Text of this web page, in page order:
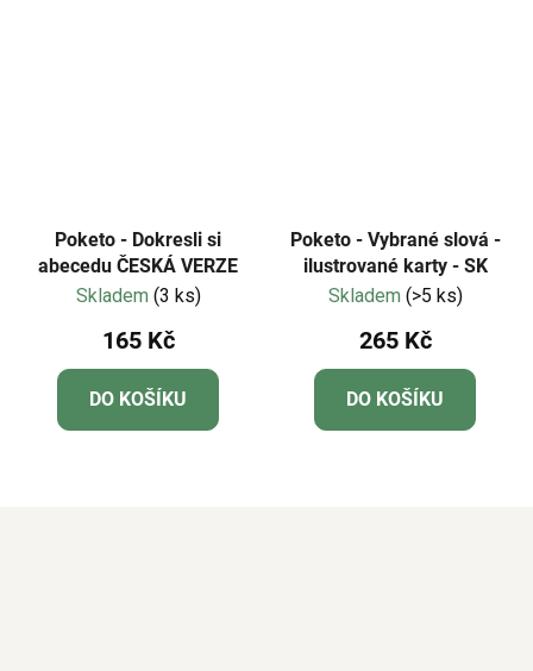
Poketo - Dokresli si
abecedu ČESKÁ VERZE
Skladem (3 ks)
165 Kč
DO KOŠÍKU
Poketo - Vybrané slová -
ilustrované karty - SK
Skladem (>5 ks)
265 Kč
DO KOŠÍKU